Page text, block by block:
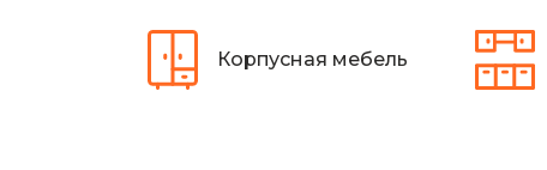
Корпусная мебель